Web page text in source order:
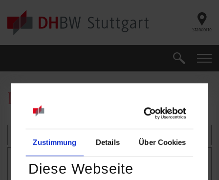
Zustimmung Details Über Cookies
Diese Webseite
Skip to main content
Standorte
Suche
Downloads Internationales
Anerkennung von im Ausland erbrachten
Leistungen